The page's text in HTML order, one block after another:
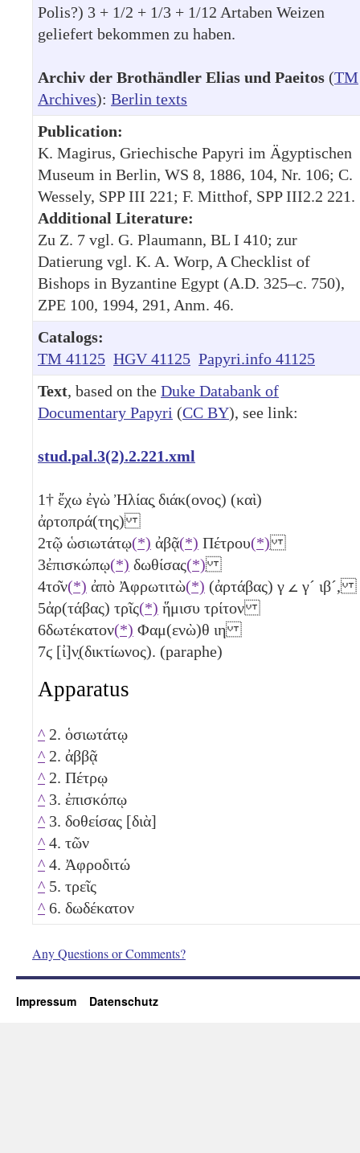
Polis?) 3 + 1/2 + 1/3 + 1/12 Artaben Weizen
geliefert bekommen zu haben.
Archiv der Brothändler Elias und Paeitos (TM
Archives): Berlin texts
Publication:
K. Magirus, Griechische Papyri im Ägyptischen
Museum in Berlin, WS 8, 1886, 104, Nr. 106; C.
Wessely, SPP III 221; F. Mitthof, SPP III2.2 221.
Additional Literature:
Zu Z. 7 vgl. G. Plaumann, BL I 410; zur
Datierung vgl. K. A. Worp, A Checklist of
Bishops in Byzantine Egypt (A.D. 325–c. 750),
ZPE 100, 1994, 291, Anm. 46.
Catalogs:
TM 41125 HGV 41125 Papyri.info 41125
Text, based on the Duke Databank of
Documentary Papyri (CC BY), see link:
stud.pal.3(2).2.221.xml
1† ἔχω ἐγὼ Ἠλίας̣ διάκ(ονος) (καὶ)
ἀρτοπρά(της)
2τῷ ὡσιωτάτῳ(*) ἀβᾷ(*) Πέτρου(*)
3ἐπισκώπῳ(*) δωθίσας(*)
4το͂ν(*) ἀπὸ Ἀφρωτιτὼ(*) (ἀρτάβας) γ 𐅵 γ´ ιβ´,
5ἀρ(τάβας) τρῖς(*) ἥμισυ τρίτον
6δωτέκατον(*) Φαμ(ενὼ)θ ιη
7ϛ [ἰ]ν̣(δικτίωνος). (paraphe)
Apparatus
^ 2. ὁσιωτάτῳ
^ 2. ἀββᾷ
^ 2. Πέτρῳ
^ 3. ἐπισκόπῳ
^ 3. δοθείσας [διὰ]
^ 4. τῶν
^ 4. Ἀφροδιτώ
^ 5. τρεῖς
^ 6. δωδέκατον
Any Questions or Comments?
Impressum Datenschutz